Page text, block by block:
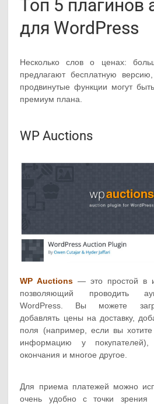
Топ 5 плагинов
для WordPress
Несколько слов о ценах:
предлагают бесплатную
продвинутые функции могут
премиум плана.
WP Auctions
WP Auctions — это простой в
позволяющий проводить
WordPress. Вы можете
добавлять цены на доставку,
поля (например, если вы хотите
информацию у покупателей),
окончания и многое другое.
Для приема платежей можно
очень удобно с точки зрения